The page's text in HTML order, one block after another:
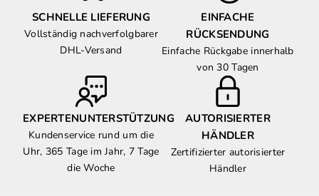
SCHNELLE LIEFERUNG
Vollständig nachverfolgbarer
DHL-Versand
EINFACHE
RÜCKSENDUNG
Einfache Rückgabe innerhalb
von 30 Tagen
EXPERTENUNTERSTÜTZUNG
Kundenservice rund um die
Uhr, 365 Tage im Jahr, 7 Tage
die Woche
AUTORISIERTER
HÄNDLER
Zertifizierter autorisierter
Händler